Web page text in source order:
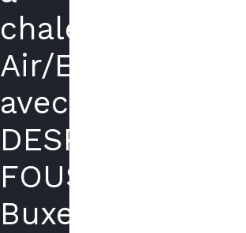
chaleur
Air/Eau
avec
DESPLEBAINS
FOUSSETTE
Buxerolles